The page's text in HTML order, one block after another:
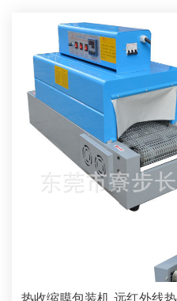
热收缩膜包装机 远红外线